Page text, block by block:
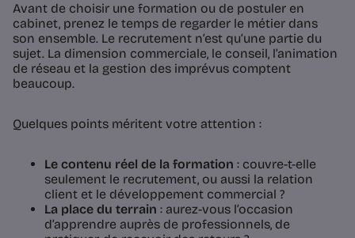
Avant de choisir une formation ou de postuler en
cabinet, prenez le temps de regarder le métier dans
son ensemble. Le recrutement n’est qu’une partie du
sujet. La dimension commerciale, le conseil, l’animation
de réseau et la gestion des imprévus comptent
beaucoup.
Quelques points méritent votre attention :
Le contenu réel de la formation : couvre-t-elle
seulement le recrutement, ou aussi la relation
client et le développement commercial ?
La place du terrain : aurez-vous l’occasion
d’apprendre auprès de professionnels, de